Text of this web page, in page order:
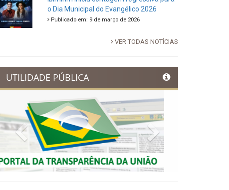
economia de Ibimirim
Dia Municipal do Evangélico promete
Ibimirim inicia contagem regressiva para
o Dia Municipal do Evangélico 2026
Publicado em: 9 de março de 2026
VER TODAS NOTÍCIAS
UTILIDADE PÚBLICA